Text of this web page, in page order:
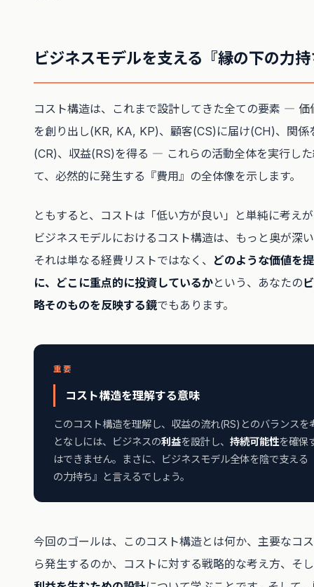
ビジネスモデルを支える『縁の下の力
コスト構造は、これまで設計してきた全ての要素 ― 価
を創り出し(KR, KA, KP)、顧客(CS)に届け(CH)、関係
(CR)、収益(RS)を得る ― これらの活動全体を実行し
て、必然的に発生する『費用』の全体像を示します。
ともすると、コストは「低い方が良い」と単純に考え
ビジネスモデルにおけるコスト構造は、もっと奥が深
それは単なる経費リストではなく、 どのような価値を
に、どこに重点的に投資しているかという、あなたの
略そのものを反映する鏡でもあります。
重要
コスト構造を理解する意味
このコスト構造を理解し、収益の流れ(RS)とのバランスを
となしには、ビジネスの利益を設計し、 持続可能性を確保
はできません。まさに、ビジネスモデル全体を陰で支える
の力持ち』と言えるでしょう。
今回のゴールは、このコスト構造とは何か、主要なコ
ら発生するのか、コストに対する戦略的な考え方、そ